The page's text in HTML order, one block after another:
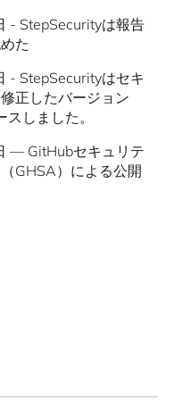
- StepSecurityは報告
た
- StepSecurityはセキ
正したバージョン
しました。
— GitHubセキュリテ
GHSA）による公開